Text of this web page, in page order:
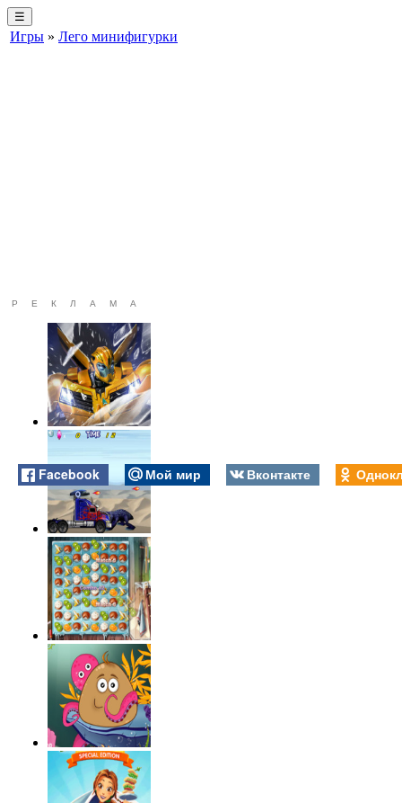
☰
Игры » Лего минифигурки
РЕКЛАМА
Facebook Мой мир Вконтакте